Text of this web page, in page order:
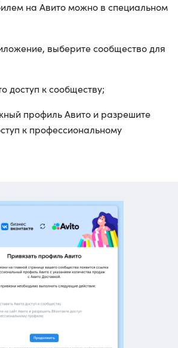
на Авито можно в специальном
выберите сообщество для
доступ к сообществу;
профиль Авито и разрешите
к профессиональному